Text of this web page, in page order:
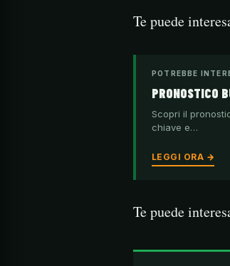
Te puede
POTREBBE
PRONOSTICO
Scopri il
chiave e…
LEGGI ORA →
Te puede